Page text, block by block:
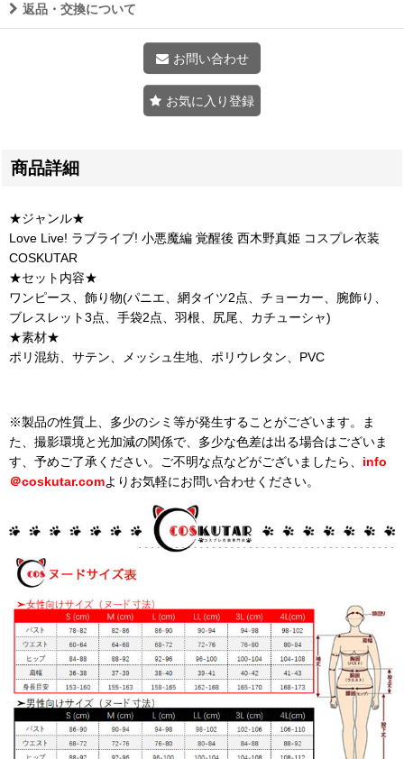
返品・交換について
お問い合わせ
お気に入り登録
商品詳細
★ジャンル★
Love Live! ラブライブ! 小悪魔編 覚醒後 西木野真姫 コスプレ衣装
COSKUTAR
★セット内容★
ワンピース、飾り物(パニエ、網タイツ2点、チョーカー、腕飾り、
ブレスレット3点、手袋2点、羽根、尻尾、カチューシャ)
★素材★
ポリ混紡、サテン、メッシュ生地、ポリウレタン、PVC
※製品の性質上、多少のシミ等が発生することがございます。ま
た、撮影環境と光加減の関係で、多少な色差は出る場合はございま
す、予めご了承ください。ご不明な点などがございましたら、 info
＠coskutar.comよりお気軽にお問い合わせください。